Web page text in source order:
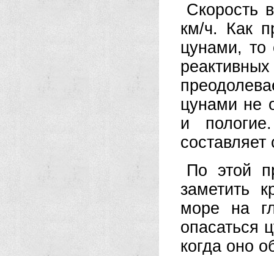
Скорость
км/ч. Как
цунами, то
цунами не
и
составляет
По этой
заметить
море на
опасаться
когда оно